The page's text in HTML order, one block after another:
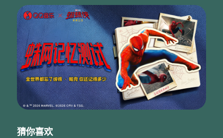
愁对明月再圆
柔肠若结心境千百转
纵怀万缕言
难令故梦重现
往事令我朝晚思念
往事不堪回首
遗下凄酸恨怨
愁对明月再圆
柔肠若结心境千百转
纵怀万缕言
无奈往事化烟
往事不堪回首
猜你喜欢